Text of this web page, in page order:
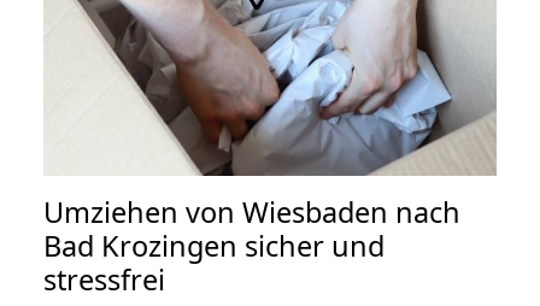
Umziehen von Wiesbaden nach
Bad Krozingen sicher und
stressfrei